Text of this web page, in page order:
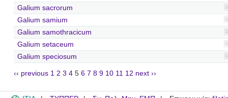
Galium sacrorum
Galium samium
Galium samothracicum
Galium setaceum
Galium speciosum
‹‹ previous 1 2 3 4 5 6 7 8 9 10 11 12 next ››